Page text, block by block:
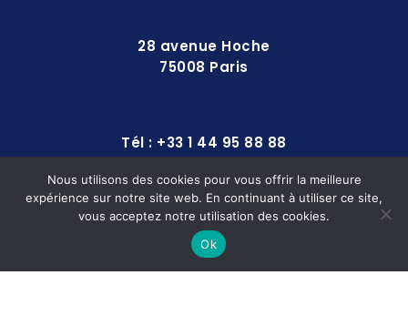
28 avenue Hoche
75008 Paris
Tél : +33 1 44 95 88 88
contact@europequipements.com
Nous utilisons des cookies pour vous offrir la meilleure
expérience sur notre site web. En continuant à utiliser ce site,
vous acceptez notre utilisation des cookies.
Ok